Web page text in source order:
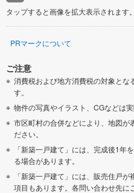
タップすると画像を拡大表示されます。
PRマークについて
ご注意
消費税および地方消費税の対象とな
す。
物件の写真やイラスト、CGなどは
市区町村の合併などにより、地図が
ださい。
「新築一戸建て」には、完成後1年
る場合があります。
「新築一戸建て」には、販売住戸
項目もあります。各問い合わせ先に